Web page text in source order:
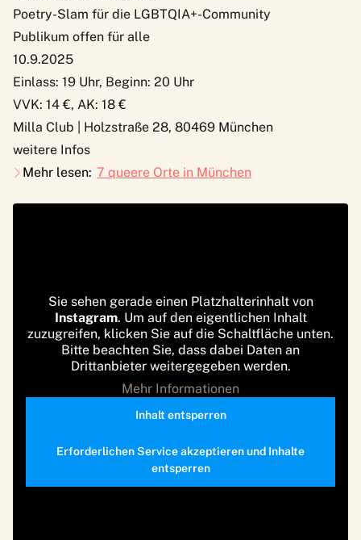
Poetry-Slam für die LGBTQIA+-Community
Publikum offen für alle
10.9.2025
Einlass: 19 Uhr, Beginn: 20 Uhr
VVK: 14 €, AK: 18 €
Milla Club | Holzstraße 28, 80469 München
weitere Infos
Mehr lesen: 7 queere Orte in München
Sie sehen gerade einen Platzhalterinhalt von
Instagram. Um auf den eigentlichen Inhalt
zuzugreifen, klicken Sie auf die Schaltfläche unten.
Bitte beachten Sie, dass dabei Daten an
Drittanbieter weitergegeben werden.
Mehr Informationen
Inhalt entsperren
Erforderlichen Service akzeptieren und Inhalte
entsperren